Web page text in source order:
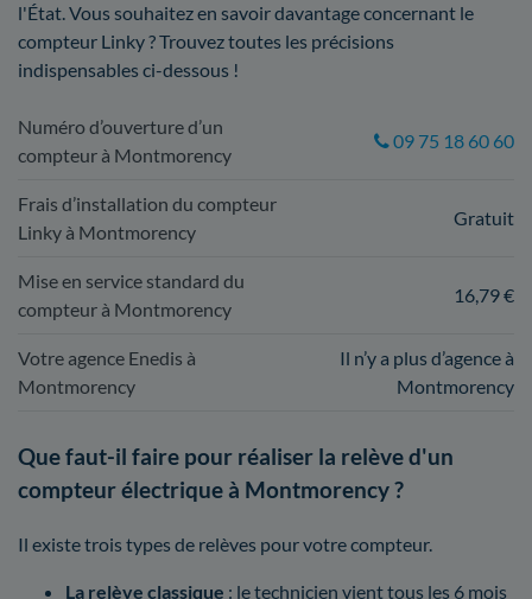
l'État. Vous souhaitez en savoir davantage concernant le
compteur Linky ? Trouvez toutes les précisions
indispensables ci-dessous !
Numéro d’ouverture d’un
compteur à Montmorency
09 75 18 60 60
Frais d’installation du compteur
Linky à Montmorency
Gratuit
Mise en service standard du
compteur à Montmorency
16,79 €
Votre agence Enedis à
Montmorency
Il n’y a plus d’agence à
Montmorency
Que faut-il faire pour réaliser la relève d'un
compteur électrique à Montmorency ?
Il existe trois types de relèves pour votre compteur.
La relève classique : le technicien vient tous les 6 mois